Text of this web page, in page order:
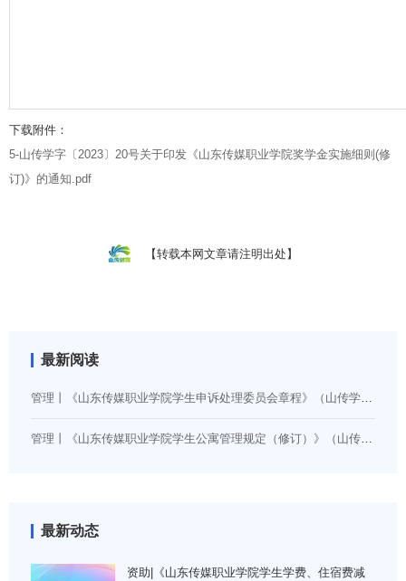
下载附件：
5-山传学字〔2023〕20号关于印发《山东传媒职业学院奖学金实施细则(修
订)》的通知.pdf
【转载本网文章请注明出处】
最新阅读
最新动态
资助|《山东传媒职业学院学生学费、住宿费减